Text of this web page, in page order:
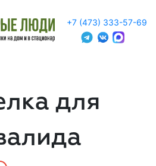
+7 (473) 333-57-69
для